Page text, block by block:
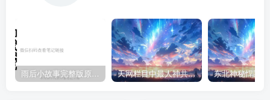
雨后小故事完整版原片动态图（图+文字解说版） 天网栏目中最人神共愤的一期《消失的夫妻》